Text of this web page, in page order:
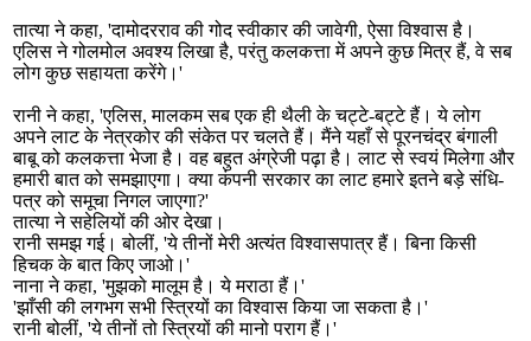
तात्या ने कहा, 'दामोदरराव की गोद स्वीकार की जावेगी, ऐसा विश्वास है।
एलिस ने गोलमोल अवश्य लिखा है, परंतु कलकत्ता में अपने कुछ मित्र हैं, वे सब
लोग कुछ सहायता करेंगे।'
रानी ने कहा, 'एलिस, मालकम सब एक ही थैली के चट्टे-बट्टे हैं। ये लोग
अपने लाट के नेत्रकोर की संकेत पर चलते हैं। मैंने यहाँ से पूरनचंद्र बंगाली
बाबू को कलकत्ता भेजा है। वह बहुत अंग्रेजी पढ़ा है। लाट से स्वयं मिलेगा और
हमारी बात को समझाएगा। क्या कंपनी सरकार का लाट हमारे इतने बड़े संधि-
पत्र को समूचा निगल जाएगा?'
तात्या ने सहेलियों की ओर देखा।
रानी समझ गई। बोलीं, 'ये तीनों मेरी अत्यंत विश्वासपात्र हैं। बिना किसी
हिचक के बात किए जाओ।'
नाना ने कहा, 'मुझको मालूम है। ये मराठा हैं।'
'झाँसी की लगभग सभी स्त्रियों का विश्वास किया जा सकता है।'
रानी बोलीं, 'ये तीनों तो स्त्रियों की मानो पराग हैं।'